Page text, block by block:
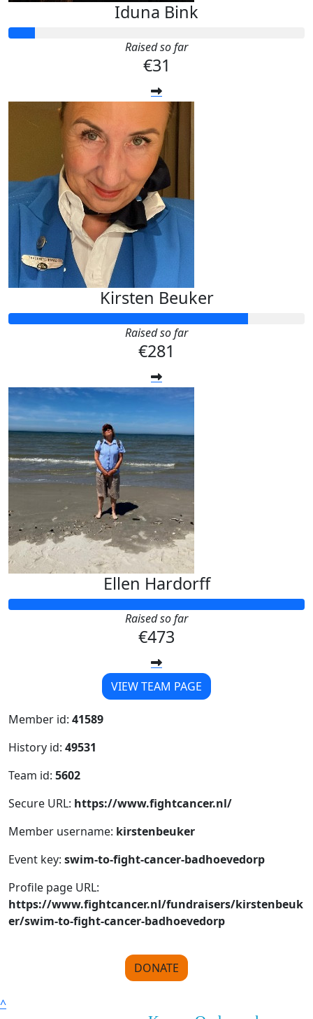
Iduna Bink
Raised so far
€31
Kirsten Beuker
Raised so far
€281
Ellen Hardorff
Raised so far
€473
VIEW TEAM PAGE
Member id: 41589
History id: 49531
Team id: 5602
Secure URL: https://www.fightcancer.nl/
Member username: kirstenbeuker
Event key: swim-to-fight-cancer-badhoevedorp
Profile page URL:
https://www.fightcancer.nl/fundraisers/kirstenbeuk
er/swim-to-fight-cancer-badhoevedorp
DONATE
^